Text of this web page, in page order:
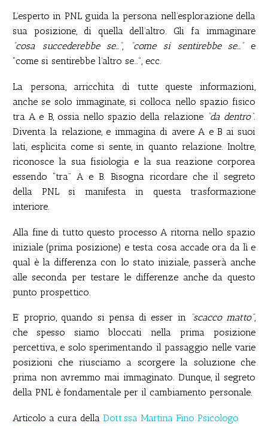
L’esperto in PNL guida la persona nell’esplorazione della
sua posizione, di quella dell’altro. Gli fa immaginare
“cosa succederebbe se…”, “come si sentirebbe se…”e
“come si sentirebbe l’altro se…”, ecc.
La persona, arricchita di tutte queste informazioni,
anche se solo immaginate, si colloca nello spazio fisico
tra A e B, ossia nello spazio della relazione “da dentro”.
Diventa la relazione, e immagina di avere A e B ai suoi
lati, esplicita come si sente, in quanto relazione. Inoltre,
riconosce la sua fisiologia e la sua reazione corporea
essendo “tra” A e B. Bisogna ricordare che il segreto
della PNL si manifesta in questa trasformazione
interiore.
Alla fine di tutto questo processo A ritorna nello spazio
iniziale (prima posizione) e testa cosa accade ora da lì e
qual è la differenza con lo stato iniziale, passerà anche
alle seconda per testare le differenze anche da questo
punto prospettico.
E’ proprio, quando si pensa di esser in “scacco matto”,
che spesso siamo bloccati nella prima posizione
percettiva, e solo sperimentando il passaggio nelle varie
posizioni che riusciamo a scorgere la soluzione che
prima non avremmo mai immaginato. Dunque, il segreto
della PNL è fondamentale per il cambiamento personale.
Articolo a cura della Dott.ssa Martina Fino Psicologo